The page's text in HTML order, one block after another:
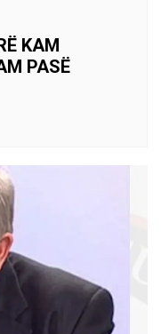
KAM
PASË